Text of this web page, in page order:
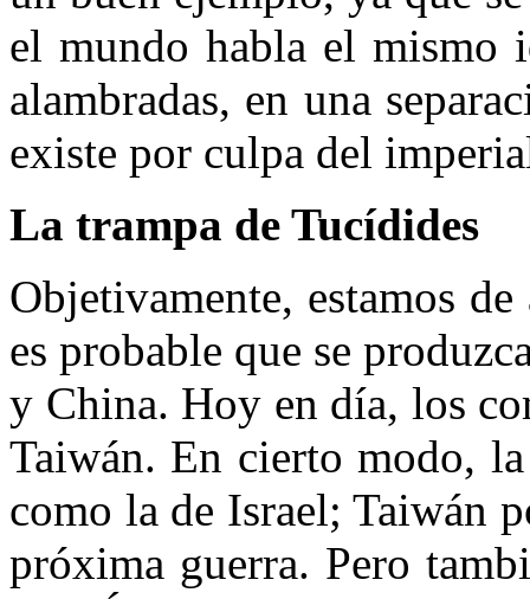
el mundo habla el mismo
alambradas, en una
existe por culpa del
La trampa de Tucídides
Objetivamente, estamos
es probable que se
y China. Hoy en día, los
Taiwán. En cierto modo,
como la de Israel; Taiwán
próxima guerra. Pero